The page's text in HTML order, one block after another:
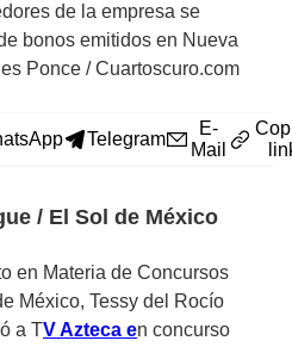
de la empresa se
bonos emitidos en Nueva
Ponce / Cuartoscuro.com
Telegram
E-
Mail
/ El Sol de México
en Materia de Concursos
México, Tessy del Rocío
a TV Azteca en concurso